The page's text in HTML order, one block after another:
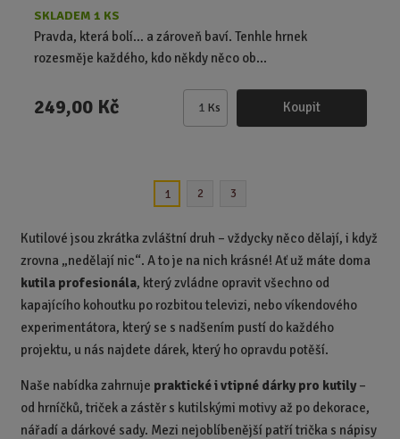
SKLADEM 1 KS
Pravda, která bolí… a zároveň baví. Tenhle hrnek
rozesměje každého, kdo někdy něco ob...
249,00 Kč
Z
p
t
Ks Koupit
1 2 3
Kutilové jsou zkrátka zvláštní druh – vždycky něco dělají, i když
zrovna „nedělají nic“. A to je na nich krásné! Ať už máte doma
kutila profesionála, který zvládne opravit všechno od
kapajícího kohoutku po rozbitou televizi, nebo víkendového
experimentátora, který se s nadšením pustí do každého
projektu, u nás najdete dárek, který ho opravdu potěší.
Naše nabídka zahrnuje praktické i vtipné dárky pro kutily–
od hrníčků, triček a zástěr s kutilskými motivy až po dekorace,
nářadí a dárkové sady. Mezi nejoblíbenější patří trička s nápisy